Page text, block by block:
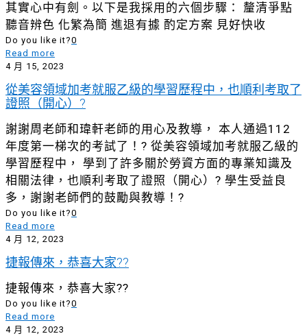
其實心中有劍。以下是我採用的六個步驟： 釐清爭點
聽音辨色 化繁為簡 進退有據 酌定方案 見好快收
Do you like it?0
Read more
4 月 15, 2023
從美容領域加考就服乙級的學習歷程中，也順利考取了
證照（開心）?
謝謝周老師和瑋軒老師的用心及教導， 本人通過112
年度第一梯次的考試了！? 從美容領域加考就服乙級的
學習歷程中， 學到了許多關於勞資方面的專業知識及
相關法律，也順利考取了證照（開心）? 學生受益良
多，謝謝老師們的鼓勵與教導！?
Do you like it?0
Read more
4 月 12, 2023
捷報傳來，恭喜大家??
捷報傳來，恭喜大家??
Do you like it?0
Read more
4 月 12, 2023